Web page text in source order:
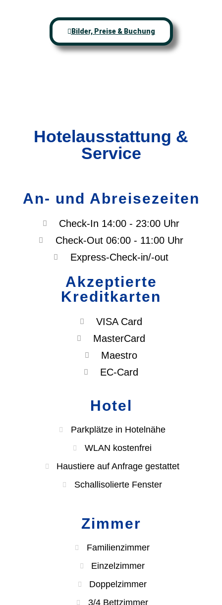
Bilder, Preise & Buchung
Hotelausstattung &
Service
An- und Abreisezeiten
Check-In 14:00 - 23:00 Uhr
Check-Out 06:00 - 11:00 Uhr
Express-Check-in/-out
Akzeptierte
Kreditkarten
VISA Card
MasterCard
Maestro
EC-Card
Hotel
Parkplätze in Hotelnähe
WLAN kostenfrei
Haustiere auf Anfrage gestattet
Schallisolierte Fenster
Zimmer
Familienzimmer
Einzelzimmer
Doppelzimmer
3/4 Bettzimmer